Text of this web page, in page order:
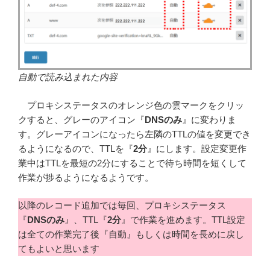
自動で読み込まれた内容
プロキシステータスのオレンジ色の雲マークをクリッ
クすると、グレーのアイコン『DNSのみ 』に変わりま
す。グレーアイコンになったら左隣のTTLの値を変更でき
るようになるので、TTLを『2分』にします。設定変更作
業中はTTLを最短の2分にすることで待ち時間を短くして
作業が捗るようになるようです。
以降のレコード追加では毎回、プロキシステータス
『DNSのみ』、TTL『2分』で作業を進めます。TTL設定
は全ての作業完了後『自動』もしくは時間を長めに戻し
てもよいと思います